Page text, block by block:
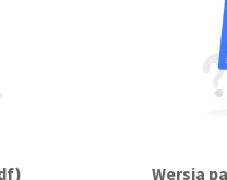
Wersja